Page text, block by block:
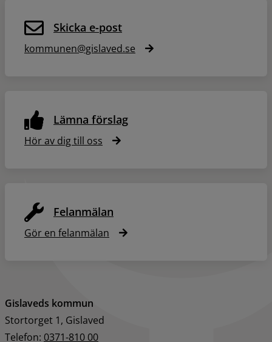
Skicka e-post
kommunen@gislaved.se
Lämna förslag
Hör av dig till oss
Felanmälan
Gör en felanmälan
Gislaveds kommun
Stortorget 1, Gislaved
Telefon: 0371-810 00